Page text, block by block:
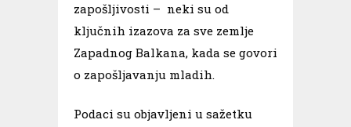
zapošljivosti – neki su od
ključnih izazova za sve zemlje
Zapadnog Balkana, kada se govori
o zapošljavanju mladih.
Podaci su objavljeni u sažetku